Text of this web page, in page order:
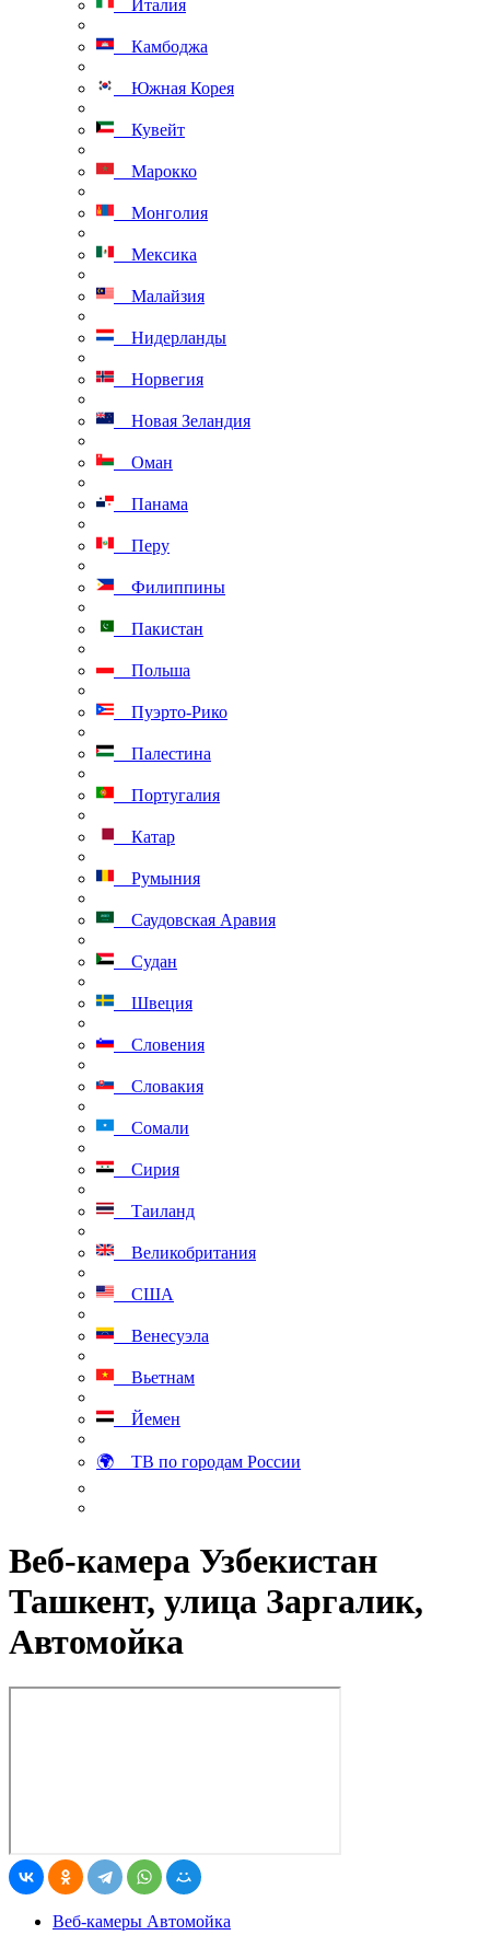
Италия
Камбоджа
Южная Корея
Кувейт
Марокко
Монголия
Мексика
Малайзия
Нидерланды
Норвегия
Новая Зеландия
Оман
Панама
Перу
Филиппины
Пакистан
Польша
Пуэрто-Рико
Палестина
Португалия
Катар
Румыния
Саудовская Аравия
Судан
Швеция
Словения
Словакия
Сомали
Сирия
Таиланд
Великобритания
США
Венесуэла
Вьетнам
Йемен
🌍 ТВ по городам России
Веб-камера Узбекистан
Ташкент, улица Заргалик,
Автомойка
Веб-камеры Автомойка